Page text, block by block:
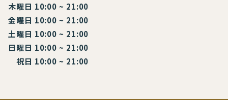
木曜日 10:00 ~ 21:00
金曜日 10:00 ~ 21:00
土曜日 10:00 ~ 21:00
日曜日 10:00 ~ 21:00
祝日 10:00 ~ 21:00